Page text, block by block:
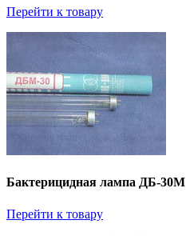
Перейти к товару
Бактерицидная лампа ДБ-30М
Перейти к товару